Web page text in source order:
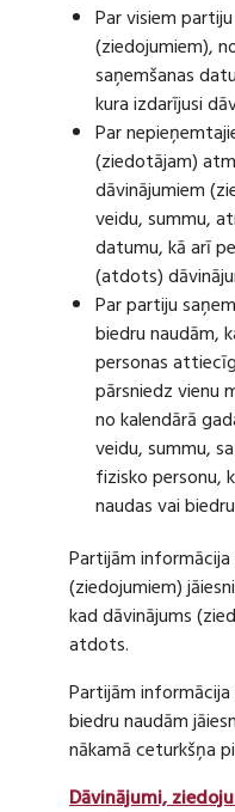
Par visiem
(ziedojumiem),
saņemšanas
kura izdarījusi
Par
(ziedotājam)
dāvinājumiem
veidu, summu,
datumu, kā arī
(atdots)
Par partiju
biedru naudām,
personas
pārsniedz vienu
no kalendārā
veidu, summu,
fizisko personu,
naudas vai
Partijām
(ziedojumiem)
kad dāvinājums
atdots.
Partijām
biedru naudām
nākamā ceturkšņa
Dāvinājumi,